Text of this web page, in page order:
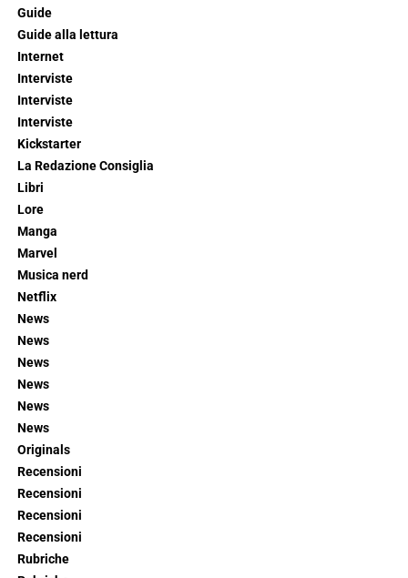
Guide
Guide alla lettura
Internet
Interviste
Interviste
Interviste
Kickstarter
La Redazione Consiglia
Libri
Lore
Manga
Marvel
Musica nerd
Netflix
News
News
News
News
News
News
Originals
Recensioni
Recensioni
Recensioni
Recensioni
Rubriche